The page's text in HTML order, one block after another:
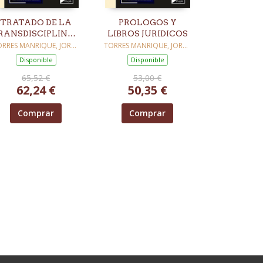
TRATADO DE LA
LOS DERECHOS
FUNDAMENTALES
MANRIQUE, JORDE
ISAAC
Disponible
65,52 €
62,24 €
Comprar
PROLOGOS Y
LIBROS JURIDICOS
TORRES MANRIQUE, JORDE
ISAAC
Disponible
53,00 €
50,35 €
Comprar